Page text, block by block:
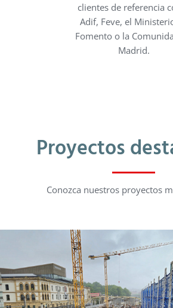
clientes de referencia
Adif, Feve, el
Fomento o la
Madrid.
Proyectos
Conozca nuestros proyectos